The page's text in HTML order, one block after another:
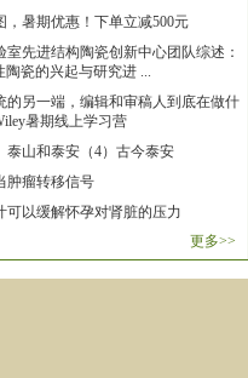
，暑期优惠！下单立减500元
室先进结构陶瓷创新中心团队综述：
陶瓷的兴起与研究进 ...
的另一端，编辑和审稿人到底在做什
暑期线上学习营
泰山和泰安（4）古今泰安
肿瘤转移信号
可以缓解怀孕对肾脏的压力
更多>>